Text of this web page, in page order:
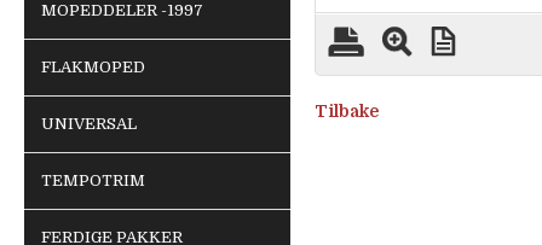
MOPEDDELER -1997
FLAKMOPED
UNIVERSAL
TEMPOTRIM
FERDIGE PAKKER
Tilbake